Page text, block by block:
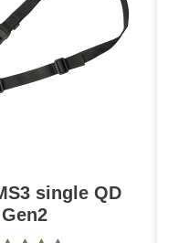
single QD
Gen2